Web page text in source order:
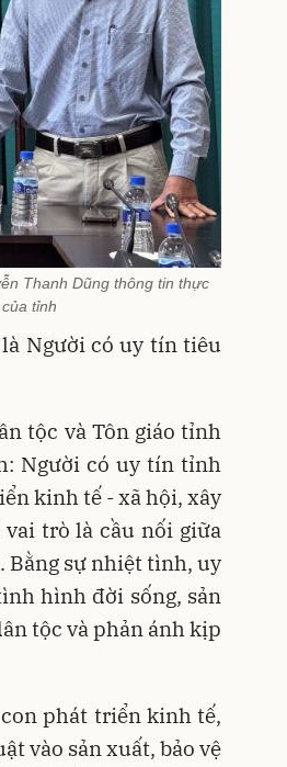
Thanh Dũng thông tin thực
tỉnh
Người có uy tín tiêu
tộc và Tôn giáo tỉnh
Người có uy tín tỉnh
kinh tế - xã hội, xây
trò là cầu nối giữa
Bằng sự nhiệt tình, uy
hình đời sống, sản
tộc và phản ánh kịp
phát triển kinh tế,
vào sản xuất, bảo vệ